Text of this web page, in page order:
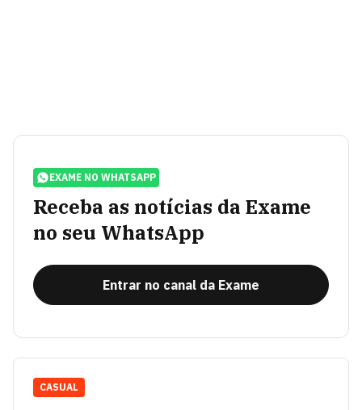
EXAME NO WHATSAPP
Receba as notícias da Exame
no seu WhatsApp
Entrar no canal da Exame
CASUAL